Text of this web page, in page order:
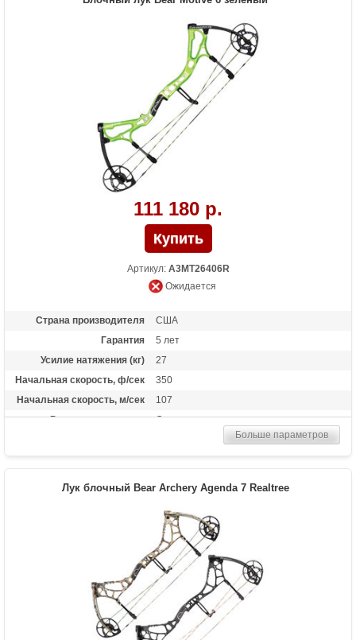
Крепление плечей 3D-винтами,
Резиновые виброгасители в рукояти,Тип
тетивы и тросов: Bear Contra-Band HP
Тип слайдера:Hinge Guard
111 180 р.
Артикул: A3MT26406R
Ожидается
Страна производителя
США
Гарантия
5 лет
Усилие натяжения (кг)
27
Начальная скорость, ф/сек
350
Начальная скорость, м/сек
107
Рекомендуется для
Опытных
Длина растяжки
от 25.5 до 31 дюймов
Развлечение, спорт
Тип тетивы и тросов: Bear Contra-Band
Тип блоков: 4x4 Roller Guard
Больше параметров
Лук блочный Bear Archery Agenda 7 Realtree